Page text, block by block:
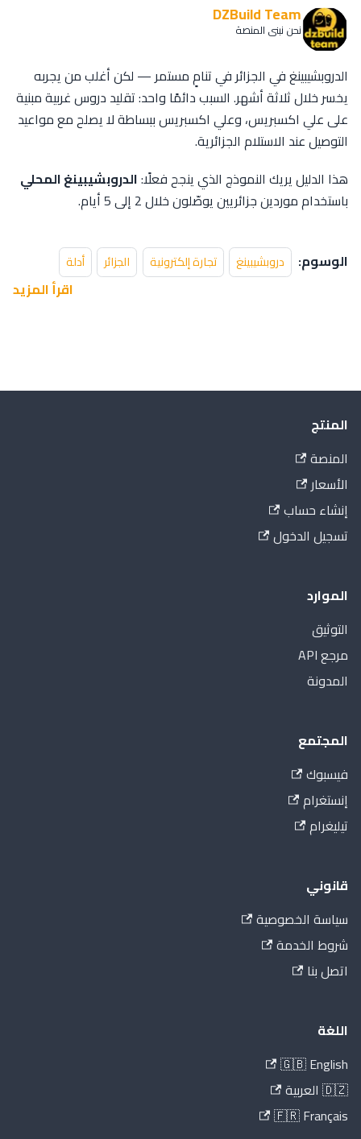
DZBuild Team
نحن نبني المنصة
الدروبشيبينغ في الجزائر في تنامٍ مستمر — لكن أغلب من يجربه
يخسر خلال ثلاثة أشهر. السبب دائمًا واحد: تقليد دروس غربية مبنية
على علي اكسبريس، وعلي اكسبريس ببساطة لا يصلح مع مواعيد
التوصيل عند الاستلام الجزائرية.
هذا الدليل يريك النموذج الذي ينجح فعلًا:الدروبشيبينغ المحلي
باستخدام موردين جزائريين يوصّلون خلال 2 إلى 5 أيام.
الوسوم: دروبشيبينغ تجارة إلكترونية الجزائر أدلة
اقرأ المزيد
المنتج
المنصة
الأسعار
إنشاء حساب
تسجيل الدخول
الموارد
التوثيق
مرجع API
المدونة
المجتمع
فيسبوك
إنستغرام
تيليغرام
قانوني
سياسة الخصوصية
شروط الخدمة
اتصل بنا
اللغة
🇬🇧 English
🇩🇿 العربية
🇫🇷 Français